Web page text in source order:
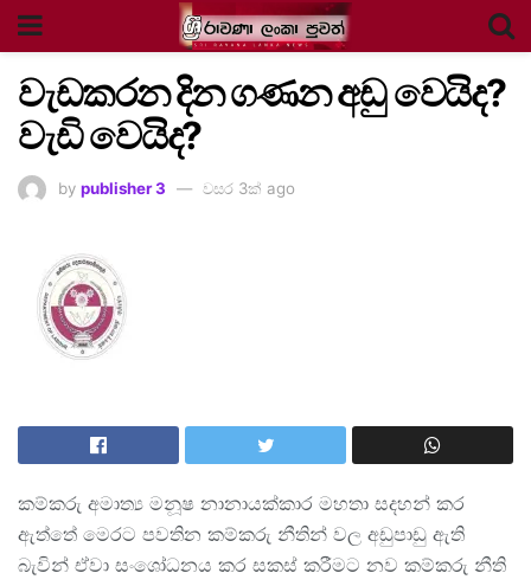
වැඩකරන දින ගණන අඩු වෙයිද?
වැඩි වෙයිද?
by publisher 3 වසර 3ක් ago
කම්කරු අමාත්‍ය මනූෂ නානායක්කාර මහතා සදහන් කර
ඇත්තේ මෙරට පවතින කම්කරු නීතින් වල අඩුපාඩු ඇති
බැවින් ඒවා සංශෝධනය කර සකස් කරීමට නව කම්කරු නීති